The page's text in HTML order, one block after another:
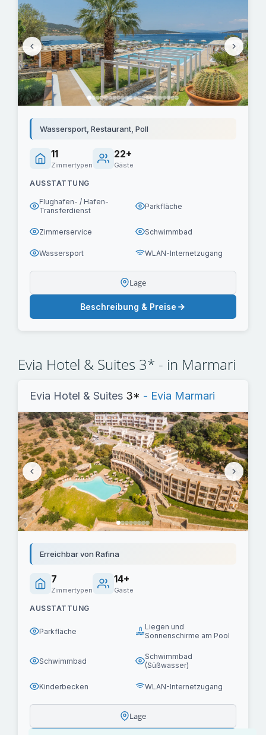
Wassersport, Restaurant, Poll
11
Zimmertypen
22+
Gäste
AUSSTATTUNG
Flughafen- / Hafen-
Transferdienst
Parkfläche
Zimmerservice Schwimmbad
Wassersport WLAN-Internetzugang
Lage
Beschreibung & Preise
Evia Hotel & Suites 3* - in Marmari
Evia Hotel & Suites 3* - Evia Marmari
Erreichbar von Rafina
7
Zimmertypen
14+
Gäste
AUSSTATTUNG
Parkfläche
Liegen und
Sonnenschirme am Pool
Schwimmbad
Schwimmbad
(Süßwasser)
Kinderbecken WLAN-Internetzugang
Lage